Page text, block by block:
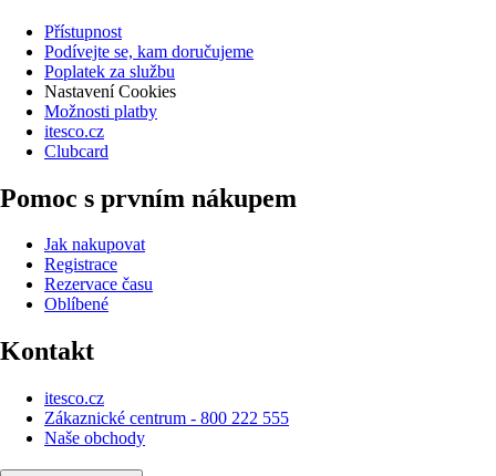
Přístupnost
Podívejte se, kam doručujeme
Poplatek za službu
Nastavení Cookies
Možnosti platby
itesco.cz
Clubcard
Pomoc s prvním nákupem
Jak nakupovat
Registrace
Rezervace času
Oblíbené
Kontakt
itesco.cz
Zákaznické centrum - 800 222 555
Naše obchody